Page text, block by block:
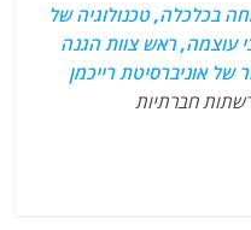
בכלכלה, טכנולוגיה של
עוצמה, ראש צוות הגנה
של אוניברסיטת רייכמן
חברתיות